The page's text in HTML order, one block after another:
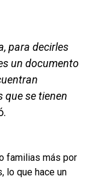
para decirles
un documento
que se tienen
familias más por
lo que hace un